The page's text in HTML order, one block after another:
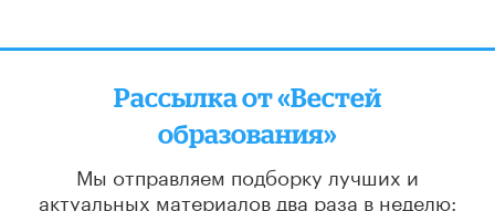
Рассылка от «Вестей
образования»
Мы отправляем подборку лучших и
актуальных материалов два раза в неделю: